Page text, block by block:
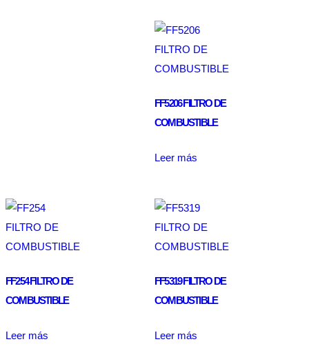
FF5206 FILTRO DE
COMBUSTIBLE
Leer más
FF254 FILTRO DE
COMBUSTIBLE
Leer más
FF5319 FILTRO DE
COMBUSTIBLE
Leer más